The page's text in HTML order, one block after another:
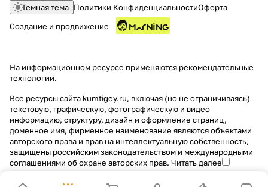
Темная тема Политики КонфиденциальностиОферта
Создание и продвижение
На информационном ресурсе применяются рекомендательные
технологии.
Все ресурсы сайта kumtigey.ru, включая (но не ограничиваясь)
текстовую, графическую, фотографическую и видео
информацию, структуру, дизайн и оформление страниц,
доменное имя, фирменное наименование являются объектами
авторского права и прав на интеллектуальную собственность,
защищены российским законодательством и международными
соглашениями об охране авторских прав. Читать далее